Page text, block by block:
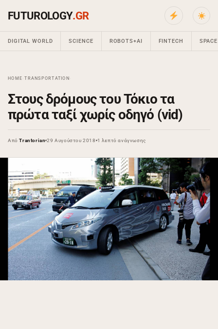
FUTUROLOGY.GR
DIGITAL WORLD SCIENCE ROBOTS+AI FINTECH SPACE
HOME ›TRANSPORTATION
Στους δρόμους του Τόκιο τα
πρώτα ταξί χωρίς οδηγό (vid)
ΑπόTrantorian 29 Αυγούστου 2018 1 λεπτό ανάγνωσης